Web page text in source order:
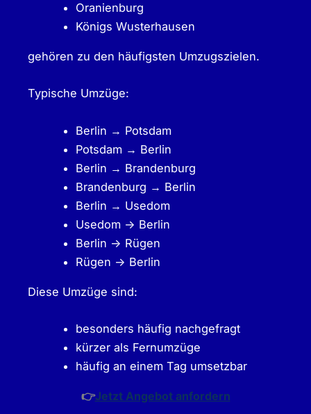
Oranienburg
Königs Wusterhausen
gehören zu den häufigsten Umzugszielen.
Typische Umzüge:
Berlin → Potsdam
Potsdam → Berlin
Berlin → Brandenburg
Brandenburg → Berlin
Berlin → Usedom
Usedom -> Berlin
Berlin -> Rügen
Rügen -> Berlin
Diese Umzüge sind:
besonders häufig nachgefragt
kürzer als Fernumzüge
häufig an einem Tag umsetzbar
👉Jetzt Angebot anfordern